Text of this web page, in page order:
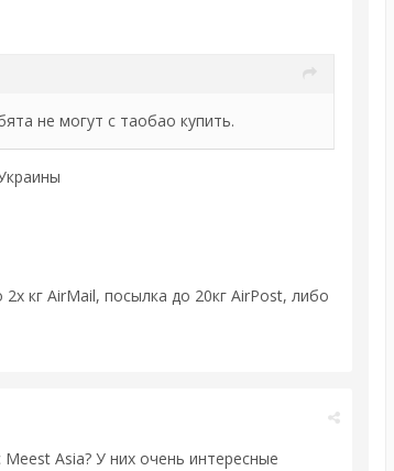
не могут с таобао купить.
кг AirMail, посылка до 20кг AirPost, либо
Meest Asia? У них очень интересные